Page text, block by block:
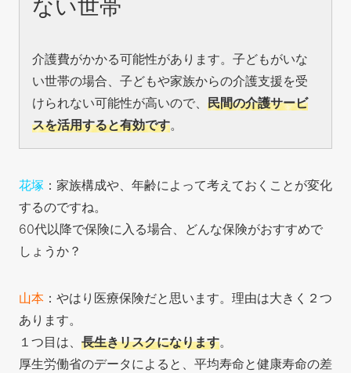
ない世帯
介護費がかかる可能性があります。子どもがいな
い世帯の場合、子どもや家族からの介護支援を受
けられない可能性が高いので、 民間の介護サービ
スを活用すると有効です。
花塚 ：家族構成や、年齢によって考えておくことが変化
するのですね。
60代以降で保険に入る場合、どんな保険がおすすめで
しょうか？
山本 ：やはり医療保険だと思います。理由は大きく２つ
あります。
１つ目は、 長生きリスクになります。
厚生労働省のデータによると、平均寿命と健康寿命の差